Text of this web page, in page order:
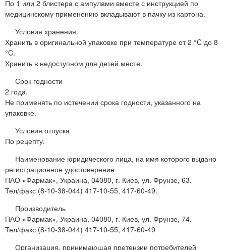
По 1 или 2 блистера с ампулами вместе с инструкцией по
медицинскому применению вкладывают в пачку из картона.
Условия хранения.
Хранить в оригинальной упаковке при температуре от 2 °C до 8
°C.
Хранить в недоступном для детей месте.
Срок годности
2 года.
Не применять по истечении срока годности, указанного на
упаковке.
Условия отпуска
По рецепту.
Наименование юридического лица, на имя которого выдано
регистрационное удостоверение
ПАО «Фармак», Украина, 04080, г. Киев, ул. Фрунзе, 63.
Тел/факс (8-10-38-044) 417-10-55, 417-60-49.
Производитель
ПАО «Фармак», Украина, 04080, г. Киев, ул. Фрунзе, 74.
Тел/факс (8-10-38-044) 417-10-55, 417-60-49
Организация, принимающая претензии потребителей